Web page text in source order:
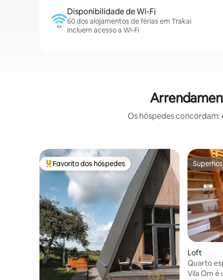
Disponibilidade de Wi-Fi
60 dos alojamentos de férias em Trakai
incluem acesso a Wi-Fi
Os hóspedes
Favoritos dos hóspedes mais apreciados
Favorito dos hóspedes
Loft
Quarto
lago em
Vila Om é